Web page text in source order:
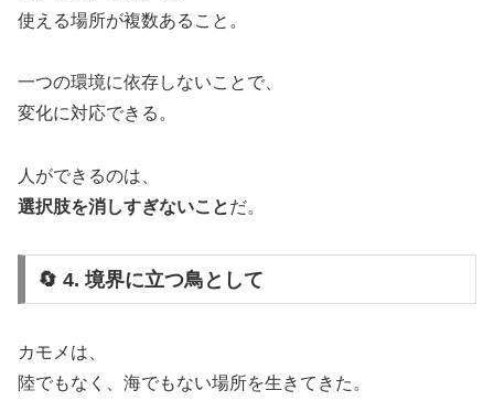
使える場所が複数あること。
一つの環境に依存しないことで、
変化に対応できる。
人ができるのは、
選択肢を消しすぎないことだ。
🔄 4. 境界に立つ鳥として
カモメは、
陸でもなく、海でもない場所を生きてきた。